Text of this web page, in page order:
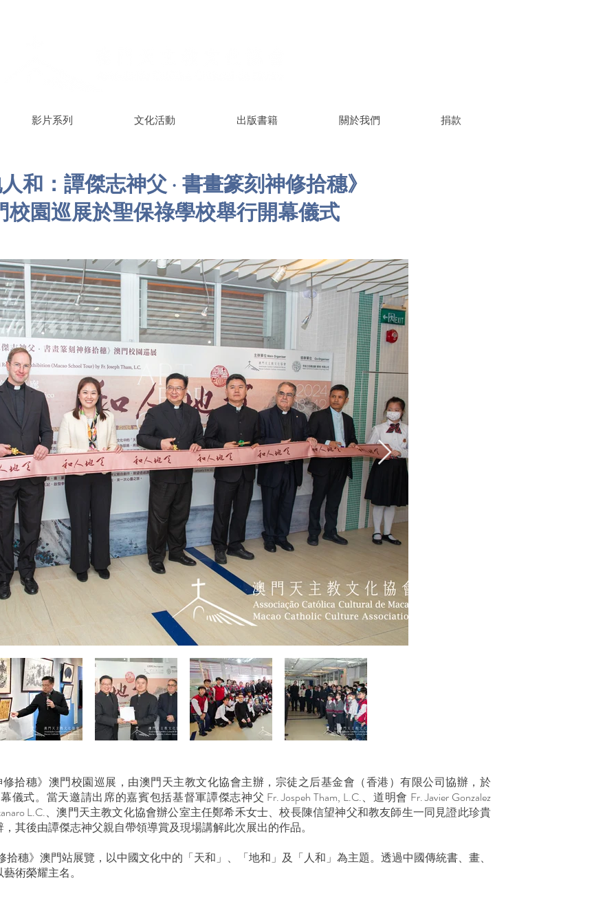
影片系列 文化活動 出版書籍 關於我們 捐款
和：譚傑志神父 · 書畫篆刻神修拾穗》
校園巡展於聖保祿學校舉行開幕儀式
拾穗》澳門校園巡展，由澳門天主教文化協會主辦，宗徒之后基金會（香港）有限公司協辦，於
式。當天邀請出席的嘉賓包括基督軍譚傑志神父 Fr. Jospeh Tham, L.C.、道明會 Fr. Javier Gonzalez
L.C.、澳門天主教文化協會辦公室主任鄭希禾女士、校長陳信望神父和教友師生一同見證此珍貴
其後由譚傑志神父親自帶領導賞及現場講解此次展出的作品。
穗》澳門站展覽，以中國文化中的「天和」、「地和」及「人和」為主題。透過中國傳統書、畫、
術榮耀主名。